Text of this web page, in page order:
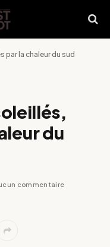
par la chaleur du sud
du
commentaire